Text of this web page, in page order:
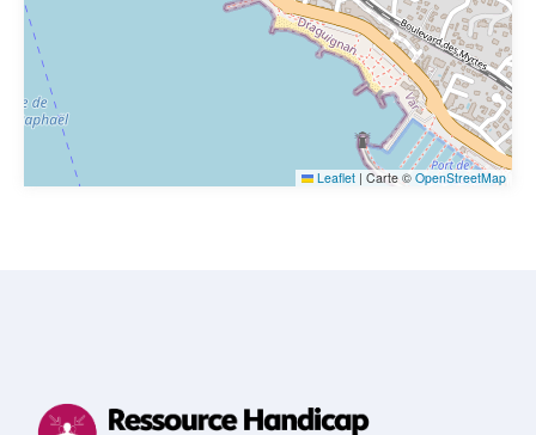
Leaflet | Carte © OpenStreetMap